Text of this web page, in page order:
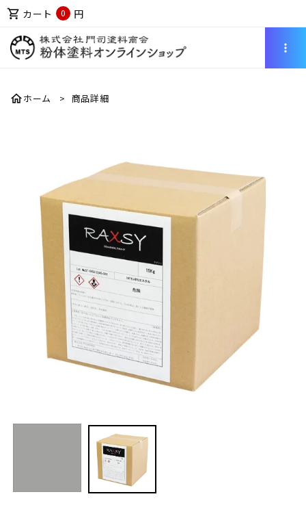
shopping_cart カート 0 円
more_vert
homeホーム 商品詳細